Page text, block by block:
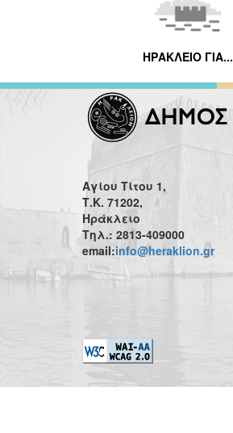
ΗΡΑΚΛΕΙΟ ΓΙΑ...
Αγίου Τίτου 1,
Τ.Κ. 71202,
Ηράκλειο
Τηλ.: 2813-409000
email:info@heraklion.gr